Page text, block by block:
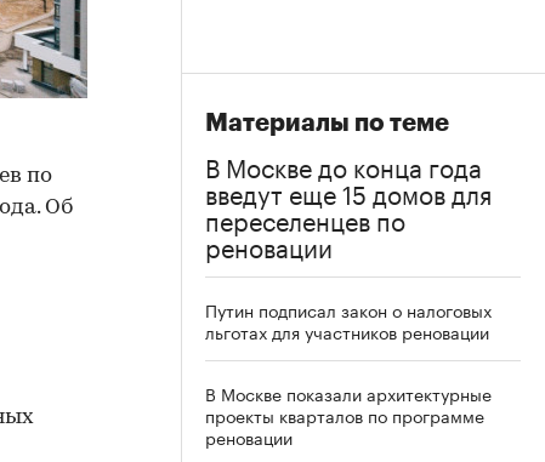
по
Об
Материалы по теме
В Москве до конца года
введут еще 15 домов для
переселенцев по
реновации
Путин подписал закон о налоговых
льготах для участников реновации
В Москве показали архитектурные
проекты кварталов по программе
реновации